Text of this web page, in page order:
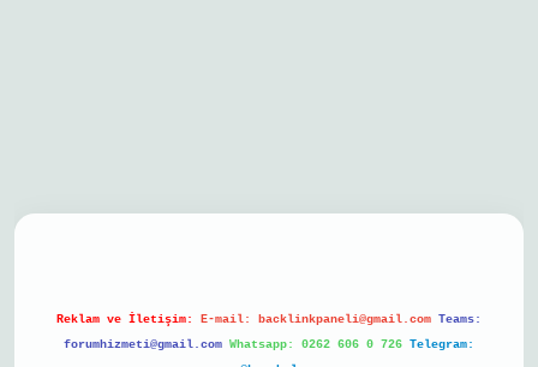
Reklam ve İletişim: E-mail: backlinkpaneli@gmail.com Teams:
forumhizmeti@gmail.com Whatsapp: 0262 606 0 726 Telegram: